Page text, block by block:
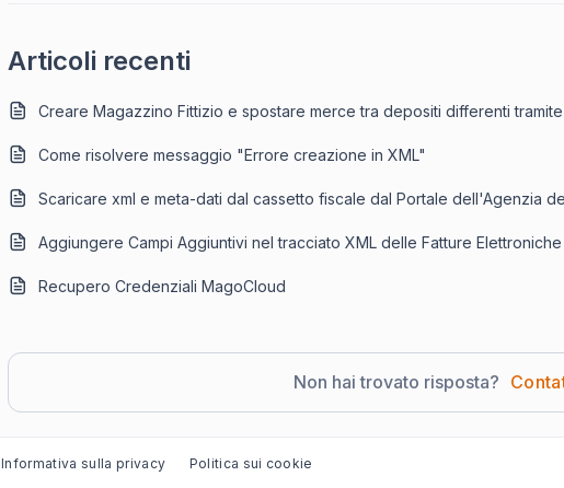
Articoli recenti
Creare Magazzino Fittizio e spostare merce tra depositi differenti
Come risolvere messaggio "Errore creazione in XML"
Scaricare xml e meta-dati dal cassetto fiscale dal Portale dell'Agenzia
Aggiungere Campi Aggiuntivi nel tracciato XML delle Fatture Elettroniche
Recupero Credenziali MagoCloud
Non hai trovato risposta?
Informativa sulla privacy Politica sui cookie